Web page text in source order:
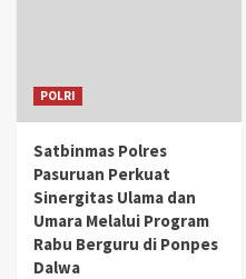
POLRI
Satbinmas Polres
Pasuruan Perkuat
Sinergitas Ulama dan
Umara Melalui Program
Rabu Berguru di Ponpes
Dalwa